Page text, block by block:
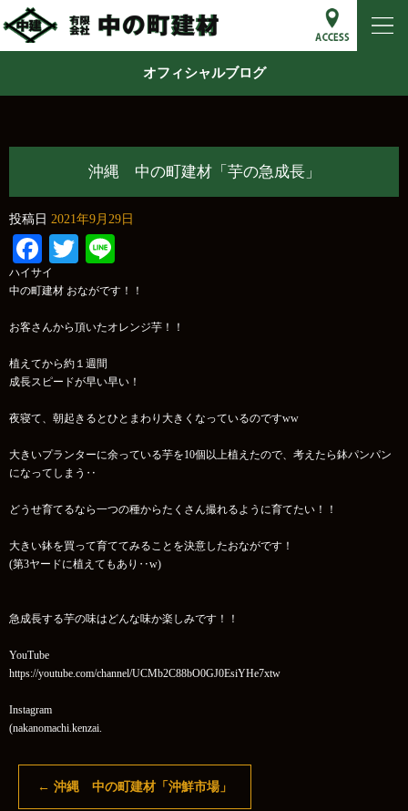
オフィシャルブログ
沖縄 中の町建材「芋の急成長」
投稿日 2021年9月29日
Facebook
Twitter
ハイサイ
中の町建材 おながです！！
お客さんから頂いたオレンジ芋！！
植えてから約１週間
成長スピードが早い早い！
夜寝て、朝起きるとひとまわり大きくなっているのですww
大きいプランターに余っている芋を10個以上植えたので、考えたら鉢パンパン
になってしまう‥
どうせ育てるなら一つの種からたくさん撮れるように育てたい！！
大きい鉢を買って育ててみることを決意したおながです！
(第3ヤードに植えてもあり‥w)
急成長する芋の味はどんな味か楽しみです！！
YouTube
https://youtube.com/channel/UCMb2C88bO0GJ0EsiYHe7xtw
Instagram
(nakanomachi.kenzai.
← 沖縄 中の町建材「沖鮮市場」